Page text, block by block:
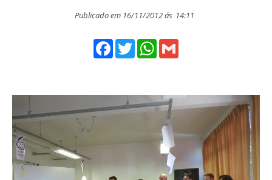
Publicado em 16/11/2012 ás 14:11
Facebook
TwitterWhatsApp